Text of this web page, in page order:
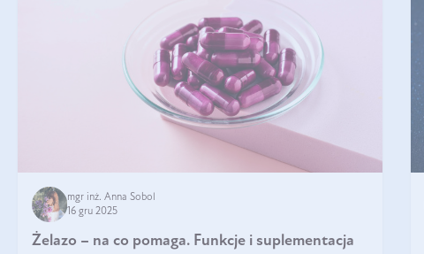
mgr inż. Anna Sobol
16 gru 2025
Żelazo – na co pomaga. Funkcje i suplementacja